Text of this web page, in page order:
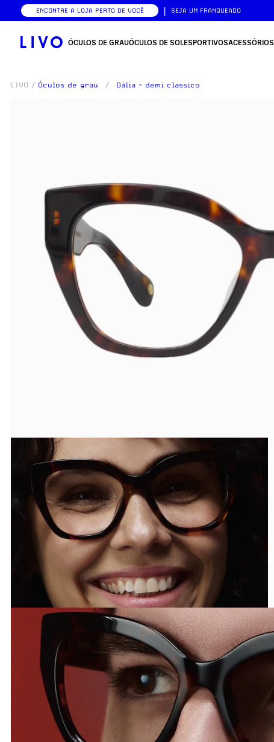
ENCONTRE A LOJA PERTO DE VOCÊ | SEJA UM FRANQUEADO
ÓCULOS DE GRAUÓCULOS DE SOLESPORTIVOSACESSÓRIOS
LIVO / Óculos de grau / Dália - demi classico